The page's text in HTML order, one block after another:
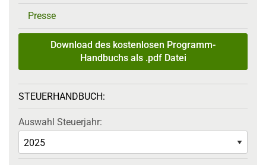
Presse
Download des kostenlosen Programm-
Handbuchs als .pdf Datei
STEUERHANDBUCH:
Auswahl Steuerjahr: